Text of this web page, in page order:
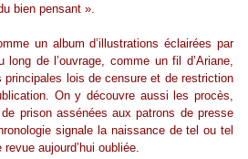
bien pensant ».
un album d’illustrations éclairées par
de l’ouvrage, comme un fil d’Ariane,
principales lois de censure et de restriction
On y découvre aussi les procès,
prison assénées aux patrons de presse
signale la naissance de tel ou tel
aujourd’hui oubliée.